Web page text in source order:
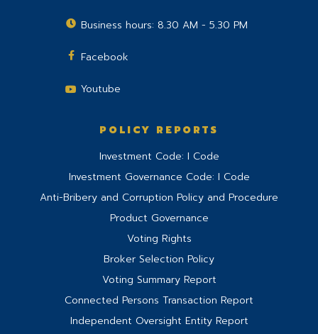
Business hours: 8.30 AM - 5.30 PM
Facebook
Youtube
POLICY REPORTS
Investment Code: I Code
Investment Governance Code: I Code
Anti-Bribery and Corruption Policy and Procedure
Product Governance
Voting Rights
Broker Selection Policy
Voting Summary Report
Connected Persons Transaction Report
Independent Oversight Entity Report